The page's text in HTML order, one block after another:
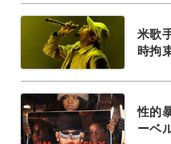
米歌
時拘
性的
ーベ